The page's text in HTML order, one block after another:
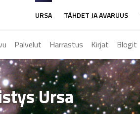
URSA TÄHDET JA AVARUUS
Palvelut Harrastus Kirjat Blogit
Ursa